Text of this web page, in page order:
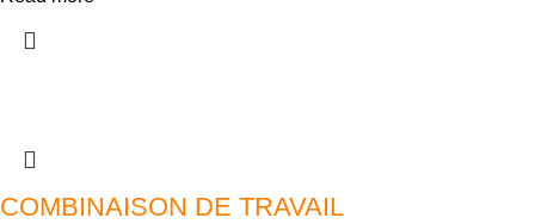
COMBINAISON DE TRAVAIL